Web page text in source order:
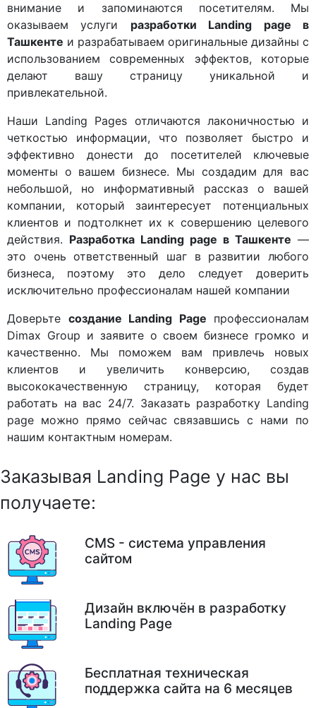
внимание и запоминаются посетителям. Мы
оказываем услуги разработки Landing page в
Ташкенте и разрабатываем оригинальные дизайны с
использованием современных эффектов, которые
делают вашу страницу уникальной и
привлекательной.
Наши Landing Pages отличаются лаконичностью и
четкостью информации, что позволяет быстро и
эффективно донести до посетителей ключевые
моменты о вашем бизнесе. Мы создадим для вас
небольшой, но информативный рассказ о вашей
компании, который заинтересует потенциальных
клиентов и подтолкнет их к совершению целевого
действия. Разработка Landing page в Ташкенте —
это очень ответственный шаг в развитии любого
бизнеса, поэтому это дело следует доверить
исключительно профессионалам нашей компании
Доверьте создание Landing Page профессионалам
Dimax Group и заявите о своем бизнесе громко и
качественно. Мы поможем вам привлечь новых
клиентов и увеличить конверсию, создав
высококачественную страницу, которая будет
работать на вас 24/7. Заказать разработку Landing
page можно прямо сейчас связавшись с нами по
нашим контактным номерам.
Заказывая Landing Page у нас вы
получаете:
CMS - система управления
сайтом
Дизайн включён в разработку
Landing Page
Бесплатная техническая
поддержка сайта на 6 месяцев